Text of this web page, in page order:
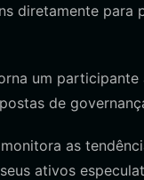
diretamente para
um participante
de
as
ativos